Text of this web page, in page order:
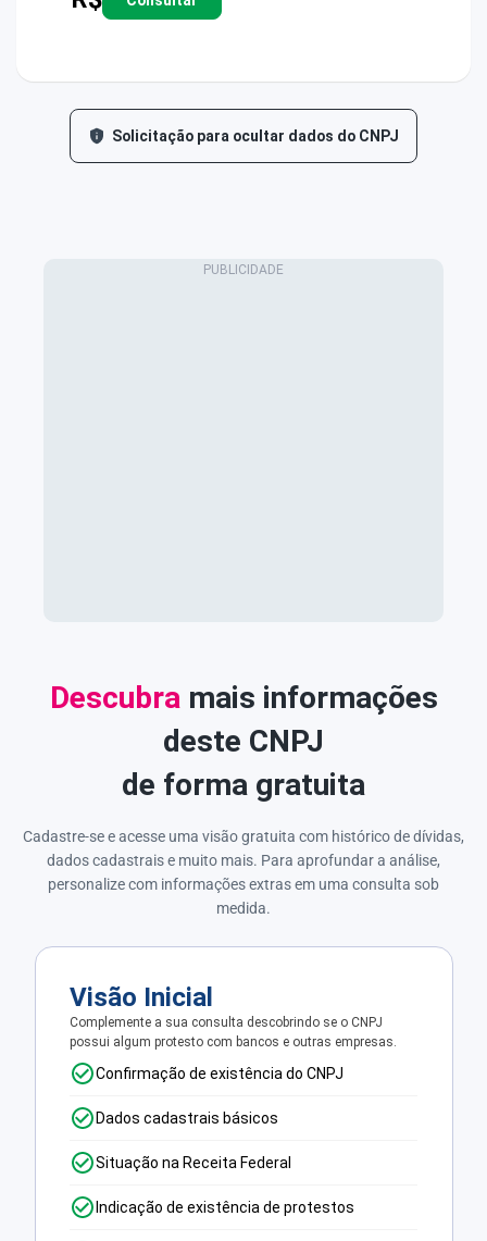
Solicitação para ocultar dados do CNPJ
Descubramais informações
deste CNPJ
de forma gratuita
Cadastre-se e acesse uma visão gratuita com histórico de dívidas,
dados cadastrais e muito mais. Para aprofundar a análise,
personalize com informações extras em uma consulta sob
medida.
Visão Inicial
Complemente a sua consulta descobrindo se o CNPJ
possui algum protesto com bancos e outras empresas.
Confirmação de existência do CNPJ
Dados cadastrais básicos
Situação na Receita Federal
Indicação de existência de protestos